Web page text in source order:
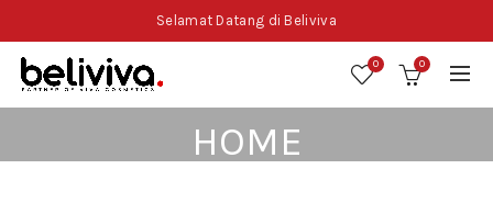
Selamat Datang di Beliviva
0 0
HOME